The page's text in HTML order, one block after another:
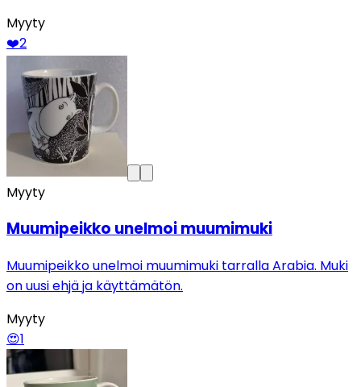
Myyty
❤️2
Myyty
Muumipeikko unelmoi muumimuki
Muumipeikko unelmoi muumimuki tarralla Arabia. Muki
on uusi ehjä ja käyttämätön.
Myyty
😍1